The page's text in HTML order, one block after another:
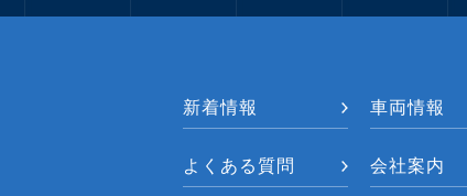
新着情報 車両情報
よくある質問 会社案内